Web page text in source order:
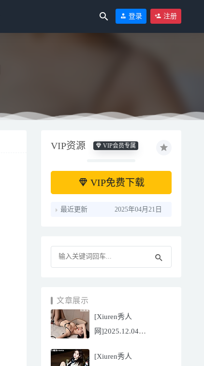
登录 注册
VIP资源 VIP会员专属
VIP免费下载
最近更新 2025年04月21日
文章展示
[Xiuren秀人
网]2025.12.04
[81P/751.43MB]
[Xiuren秀人